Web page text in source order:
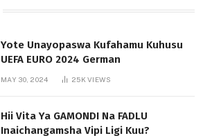
Yote Unayopaswa Kufahamu Kuhusu
UEFA EURO 2024 German
MAY 30, 2024 25KVIEWS
Hii Vita Ya GAMONDI Na FADLU
Inaichangamsha Vipi Ligi Kuu?